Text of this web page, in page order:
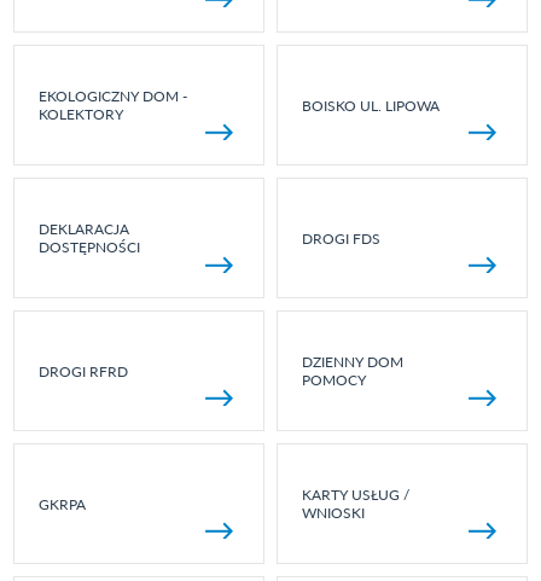
EKOLOGICZNY DOM -
KOLEKTORY
BOISKO UL. LIPOWA
DEKLARACJA
DOSTĘPNOŚCI
DROGI FDS
DROGI RFRD
DZIENNY DOM
POMOCY
GKRPA
KARTY USŁUG /
WNIOSKI